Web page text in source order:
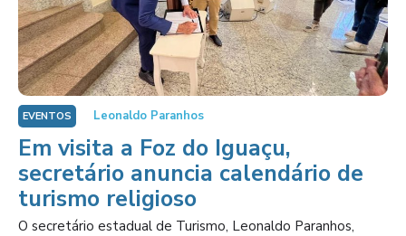
EVENTOS Leonaldo Paranhos
Em visita a Foz do Iguaçu,
secretário anuncia calendário de
turismo religioso
O secretário estadual de Turismo, Leonaldo Paranhos,